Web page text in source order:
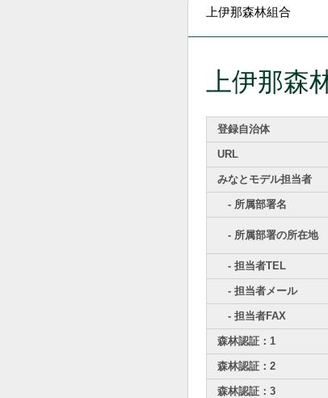
上伊那森林組合
上伊那森
登録自治体
URL
みなとモデル担当者
- 所属部署名
- 所属部署の所在地
- 担当者TEL
- 担当者メール
- 担当者FAX
森林認証：1
森林認証：2
森林認証：3